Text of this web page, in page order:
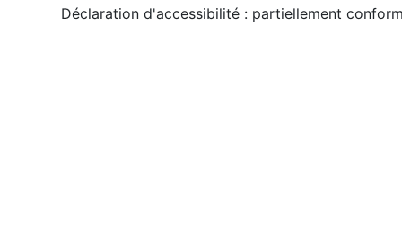
Déclaration d'accessibilité : partiellement